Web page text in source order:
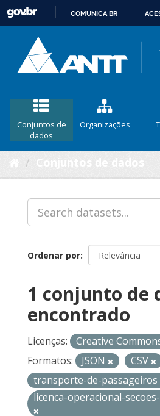
COMUNICA BR
Conjuntos de
dados
Organizações
Ordenar por
1 conjunto de
encontrado
Licenças:
Creative
Formatos:
JSON CSV
transporte-de-passageiros
licenca-operacional-